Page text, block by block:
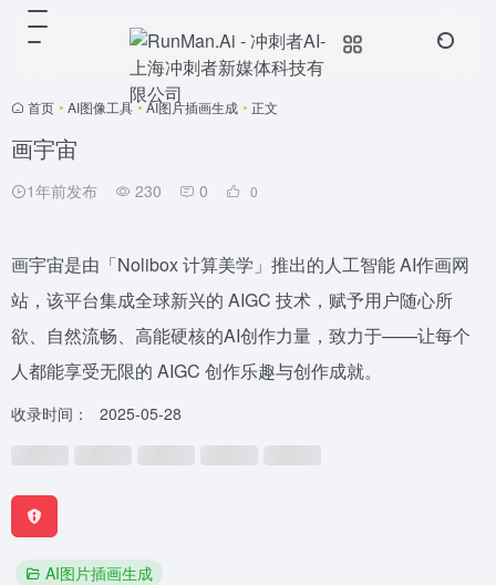
首页 • AI图像工具 • AI图片插画生成 • 正文
画宇宙
1年前发布 230 0 0
画宇宙是由「Nolibox 计算美学」推出的人工智能 AI作画网
站，该平台集成全球新兴的 AIGC 技术，赋予用户随心所
欲、自然流畅、高能硬核的AI创作力量，致力于——让每个
人都能享受无限的 AIGC 创作乐趣与创作成就。
收录时间： 2025-05-28
AI图片插画生成